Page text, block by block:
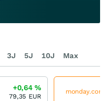
3J 5J 10J Max
+0,64%
79,35 EUR